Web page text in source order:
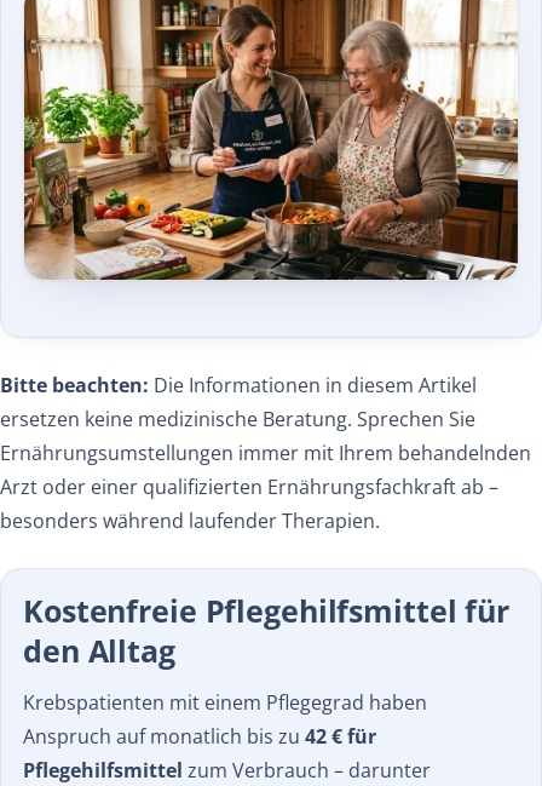
Bitte beachten: Die Informationen in diesem Artikel
ersetzen keine medizinische Beratung. Sprechen Sie
Ernährungs­umstellungen immer mit Ihrem behandelnden
Arzt oder einer qualifizierten Ernährungs­fachkraft ab –
besonders während laufender Therapien.
Kostenfreie Pflegehilfsmittel für
den Alltag
Krebspatienten mit einem Pflegegrad haben
Anspruch auf monatlich bis zu42 € für
Pflegehilfsmittel zum Verbrauch – darunter